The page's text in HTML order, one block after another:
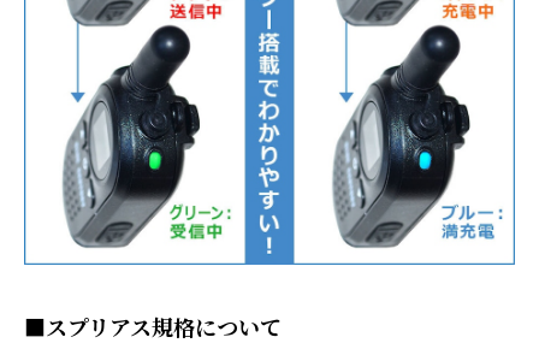
■スプリアス規格について